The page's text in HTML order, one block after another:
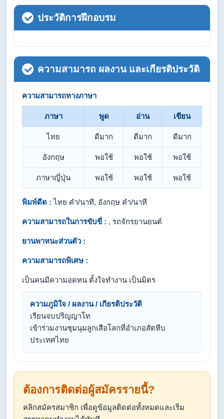
ประวัติการฝึกอบรม
ความสามารถ ผลงาน และเกียรติประวัติ
ความสามารถทางภาษา
ภาษา พูด อ่าน เขียน
ไทย ดีมาก ดีมาก ดีมาก
อังกฤษ พอใช้ พอใช้ พอใช้
ภาษา​ญี่ปุ่น​ พอใช้ พอใช้ พอใช้
พิมพ์ดีด : ไทย คำ/นาที, อังกฤษ คำ/นาที
ความสามารถในการขับขี่ : , รถจักรยานยนต์
ยานพาหนะส่วนตัว :
ความสามารถพิเศษ :
เป็นคนมีความอดทน​ ตั้งใจทำงาน​ เป็นมิตร
ความภูมิใจ / ผลงาน / เกียรติประวัติ
เรียนจบปริญญาโท
เข้าร่วมงานชุมนุมลูกเสือโลกที่อำเภอสัตหีบ​
ประเทศไทย​
ต้องการติดต่อผู้สมัครรายนี้?
คลิกสมัครสมาชิก เพื่อดูข้อมูลติดต่อทั้งหมดและเริ่ม